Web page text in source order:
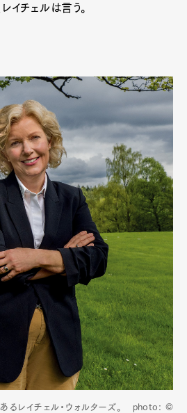
イチェルは言う。
るレイチェル・ウォルターズ。 photo: ©